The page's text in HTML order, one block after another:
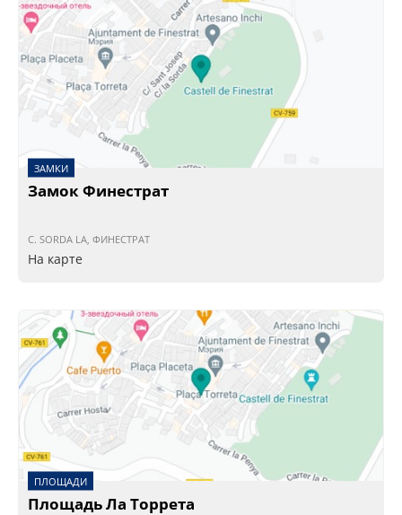
ЗАМКИ
Замок Финестрат
C. SORDA LA, ФИНЕСТРАТ
На карте
ПЛОЩАДИ
Площадь Ла Торрета